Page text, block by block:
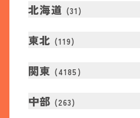
北海道 (31 )
東北 (119)
関東 (4185 )
中部 (263)